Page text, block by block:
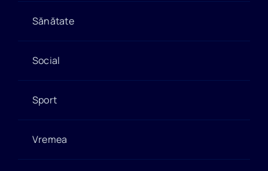
Sănătate
Social
Sport
Vremea